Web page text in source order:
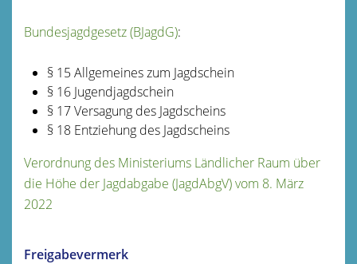
Bundesjagdgesetz (BJagdG):
§ 15 Allgemeines zum Jagdschein
§ 16 Jugendjagdschein
§ 17 Versagung des Jagdscheins
§ 18 Entziehung des Jagdscheins
Verordnung des Ministeriums Ländlicher Raum über
die Höhe der Jagdabgabe (JagdAbgV) vom 8. März
2022
Freigabevermerk